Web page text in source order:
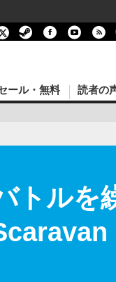
ール・無料 読者の
トルを